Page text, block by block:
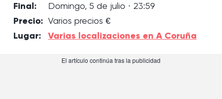
Final: Domingo, 5 de julio · 23:59
Precio: Varios precios €
Lugar: Varias localizaciones en A Coruña